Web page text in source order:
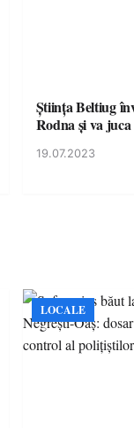
Ştiinţa Beltiug
Rodna şi va
19.07.2023
LOCALE